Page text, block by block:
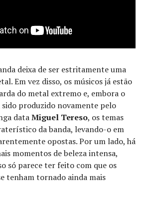
deixa de ser estritamente uma
Em vez disso, os músicos já estão
do metal extremo e, embora o
produzido novamente pelo
dataMiguel Tereso, os temas
da banda, levando-o em
opostas. Por um lado, há
momentos de beleza intensa,
só parece ter feito com que os
tenham tornado ainda mais